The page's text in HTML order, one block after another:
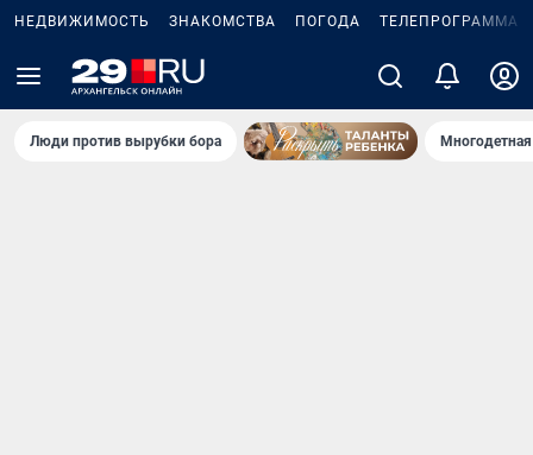
НЕДВИЖИМОСТЬ ЗНАКОМСТВА ПОГОДА ТЕЛЕПРОГРАММА
Люди против вырубки бора